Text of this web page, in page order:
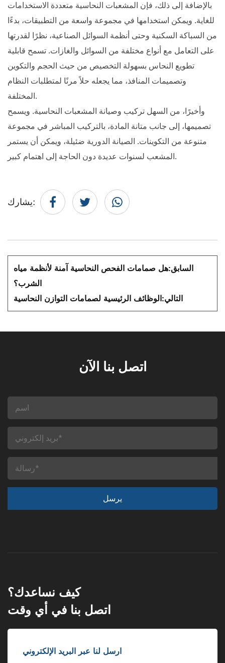
بالإضافة إلى ذلك، فإن المشعبات النحاسية متعددة الاستخدامات
للغاية. ويمكن استخدامها في مجموعة واسعة من التطبيقات، بدءًا
من السباكة السكنية وحتى أنظمة السوائل الصناعية، نظرًا لقدرتها
على التعامل مع أنواع مختلفة من السوائل والغازات. تسمح قابلية
تطويع النحاس بسهولة التخصيص من حيث الحجم والتكوين
وتصميمات المنافذ، مما يجعله حلاً مرنًا لمتطلبات النظام
المختلفة.
وأخيرًا، من السهل تركيب وصيانة المشعبات النحاسية. ويسمح
تصميمها، إلى جانب متانة المادة، بالتركيب المباشر في مجموعة
متنوعة من التكوينات. الصيانة الدورية ضئيلة، ويمكن أن يستمر
المشعب لسنوات عديدة دون الحاجة إلى اهتمام كبير.
يشارك:
السابق:هل صمامات الفحص النحاسية آمنة لأنظمة مياه
الشرب؟
التالي:الوظائف الرئيسية لصمامات التوازن النحاسية
اتصل بنا الآن
كيف نساعدك؟
اتصل بنا في أي وقت
ارسل لنا عبر البريد الإلكتروني